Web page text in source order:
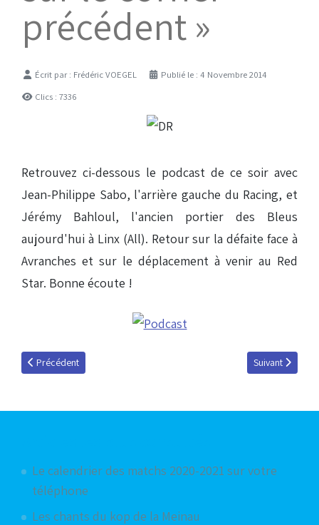
précédent »
DétailsÉcrit par : Frédéric VOEGEL
Publié le : 4 Novembre 2014
Clics : 7336
Retrouvez ci-dessous le podcast de ce soir avec
Jean-Philippe Sabo, l'arrière gauche du Racing, et
Jérémy Bahloul, l'ancien portier des Bleus
aujourd'hui à Linx (All). Retour sur la défaite face à
Avranches et sur le déplacement à venir au Red
Star. Bonne écoute !
Article précédent : Alexandre Oukidja, invité du 11 novembre 2014
Précédent Article suivant :
Suivant
Le calendrier des matchs 2020-2021 sur votre
téléphone
Les chants du kop de la Meinau